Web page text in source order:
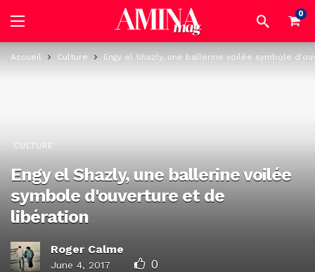
0
Accueil Culture Engy el Shazly, une ballerine voilée symbole
CULTURE
Engy el Shazly, une ballerine voilée
symbole d'ouverture et de
libération
Roger Calme
June 4, 2017 0